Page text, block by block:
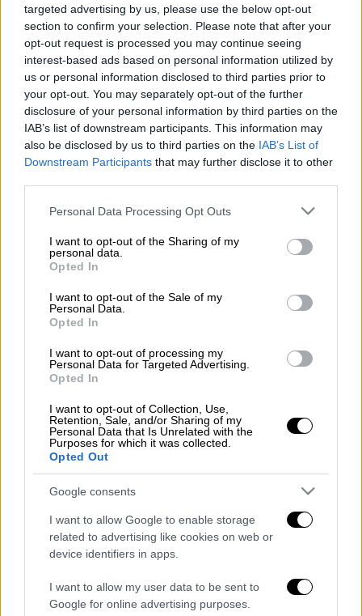
targeted advertising by us, please use the below opt-out
section to confirm your selection. Please note that after your
opt-out request is processed you may continue seeing
interest-based ads based on personal information utilized by
us or personal information disclosed to third parties prior to
your opt-out. You may separately opt-out of the further
disclosure of your personal information by third parties on the
IAB’s list of downstream participants. This information may
also be disclosed by us to third parties on the IAB’s List of
Downstream Participants that may further disclose it to other
Please note that this website/app uses one or more Google
not limited to your visit or usage behaviour. You may click to
grant or deny consent to Google and its third-party tags to
use your data for below specified purposes in below Google
consent section.
Personal Data Processing Opt Outs
I want to opt-out of the Sharing of my
personal data.
Opted In
I want to opt-out of the Sale of my
Personal Data.
Opted In
I want to opt-out of processing my
Personal Data for Targeted Advertising.
Opted In
I want to opt-out of Collection, Use,
Retention, Sale, and/or Sharing of my
Personal Data that Is Unrelated with the
Purposes for which it was collected.
Opted Out
Google consents
I want to allow Google to enable storage
related to advertising like cookies on web or
device identifiers in apps.
I want to allow my user data to be sent to
Google for online advertising purposes.
Ο ρώσος μεγιστάνας Ρομάν Αμπράμοβιτς (Associated Press)
Προσθέστε το ΕΘΝΟΣ στη Google
Ο Ρώσος ολιγάρχηςΡομάν Αμπράμοβιτςήταν
γνωστός για τη γενναιοδωρία του όταν
Όμως, μια νέα έρευνα αποκαλύπτει ότι, ενώ
εν πλω, φέρεται να απέφευγε την πληρωμή
φόρων για τα έξοδά τους.
ΔΙΑΒΑΣΤΕ ΕΠΙΣΗΣ
Οικονομία|28.01.2025 17:34
Με ζημιά 11,82 δισεκατομμυρίων
δολαρίων έκλεισε η «δύσκολη
χρονιά» για τη Boeing
Μέσα από τη μεγαλύτερη διαρροή εγγράφων
που έγινε ποτέ, γνωστή ωςCyprus
Confidential, έρχονται στο φως
λεπτομέρειες για ένα κύκλωμα που φαίνεται
να βοήθησε εταιρείες του Αμπράμοβιτς να
αποφύγουνΦΠΑ δεκάδων εκατομμυρίων